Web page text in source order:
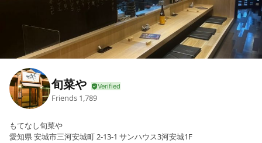
旬菜や
Friends 1,789
もてなし旬菜や
愛知県 安城市三河安城町 2-13-1 サンハウス3河安城1F